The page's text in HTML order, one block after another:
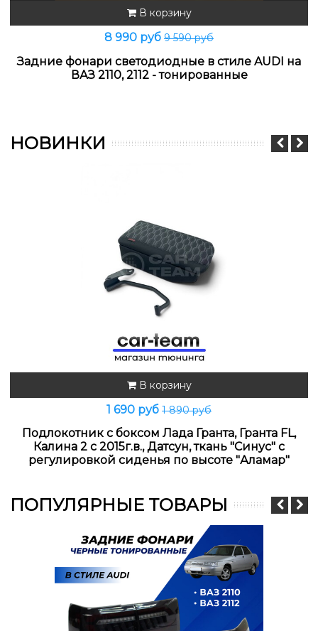
В корзину
8 990 руб 9 590 руб
Задние фонари светодиодные в стиле AUDI на
ВАЗ 2110, 2112 - тонированные
НОВИНКИ
В корзину
1 690 руб 1 890 руб
Подлокотник с боксом Лада Гранта, Гранта FL,
Калина 2 с 2015г.в., Датсун, ткань "Синус" с
регулировкой сиденья по высоте "Аламар"
ПОПУЛЯРНЫЕ ТОВАРЫ